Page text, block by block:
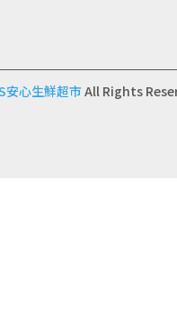
安心生鮮超市 All Rights